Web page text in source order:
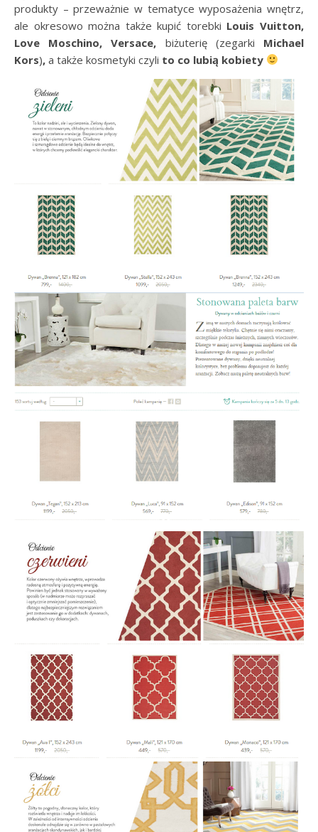
produkty – przeważnie w tematyce wyposażenia wnętrz,
ale okresowo można także kupić torebki Louis Vuitton,
Love Moschino, Versace, biżuterię (zegarki Michael
Kors), a także kosmetyki czyli to co lubią kobiety